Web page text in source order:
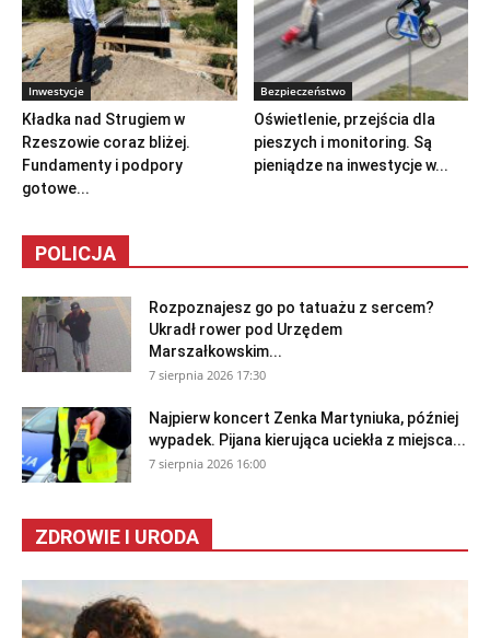
Inwestycje
Kładka nad Strugiem w
Rzeszowie coraz bliżej.
Fundamenty i podpory
gotowe...
Bezpieczeństwo
Oświetlenie, przejścia dla
pieszych i monitoring. Są
pieniądze na inwestycje w...
POLICJA
Rozpoznajesz go po tatuażu z sercem?
Ukradł rower pod Urzędem
Marszałkowskim...
7 sierpnia 2026 17:30
Najpierw koncert Zenka Martyniuka, później
wypadek. Pijana kierująca uciekła z miejsca...
7 sierpnia 2026 16:00
ZDROWIE I URODA